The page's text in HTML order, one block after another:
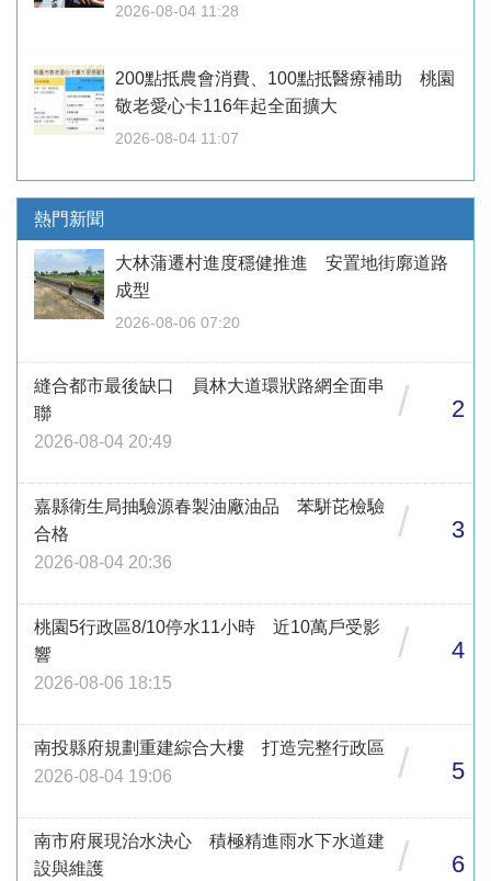
2026-08-04 11:28
200點抵農會消費、100點抵醫療補助 桃園
敬老愛心卡116年起全面擴大
2026-08-04 11:07
熱門新聞
大林蒲遷村進度穩健推進 安置地街廓道路
成型
2026-08-06 07:20
縫合都市最後缺口 員林大道環狀路網全面串
聯
2026-08-04 20:49
/ 2
嘉縣衛生局抽驗源春製油廠油品 苯駢芘檢驗
合格
2026-08-04 20:36
/ 3
桃園5行政區8/10停水11小時 近10萬戶受影
響
2026-08-06 18:15
/ 4
南投縣府規劃重建綜合大樓 打造完整行政區
2026-08-04 19:06
/ 5
南市府展現治水決心 積極精進雨水下水道建
設與維護
/ 6